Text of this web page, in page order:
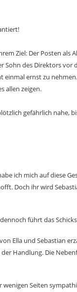
Ziel: Der Posten als
Sohn des Direktors vor
einmal ernst zu
allen zeigen.
gefährlich nahe,
ich mich auf diese
Doch ihr wird
führt das
Ella und Sebastian
Handlung. Die
Seiten